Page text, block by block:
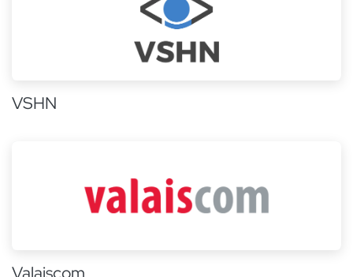
VSHN
Valaiscom